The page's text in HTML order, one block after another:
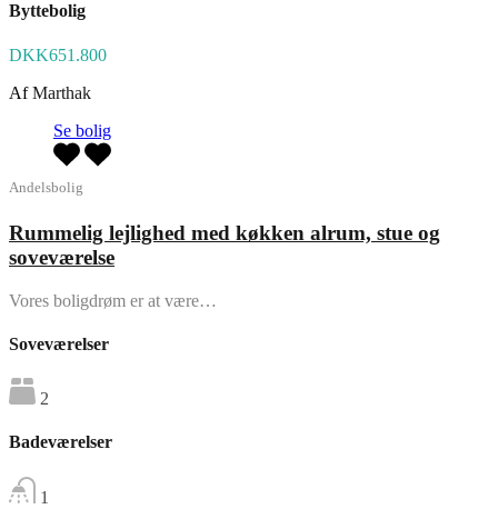
Byttebolig
DKK651.800
AfMarthak
Se bolig
Andelsbolig
Rummelig lejlighed med køkken alrum, stue og
soveværelse
Vores boligdrøm er at være…
Soveværelser
2
Badeværelser
1